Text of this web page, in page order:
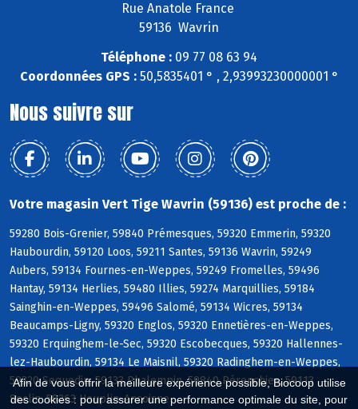
Afin de vous offrir la meilleure expérience possible, Biocoop utilise
des cookies : pour assurer une performance optimale du site, pour
Rue Anatole France
59136 Wavrin
Téléphone : 09 77 08 63 94
Coordonnées GPS :50,5835401 ° , 2,93993230000001 °
Nous suivre sur
Votre magasin Vert Tige Wavrin (59136) est proche de :
59280 Bois-Grenier, 59840 Prémesques, 59320 Emmerin, 59320
Haubourdin, 59120 Loos, 59211 Santes, 59136 Wavrin, 59249
Aubers, 59134 Fournes-en-Weppes, 59249 Fromelles, 59496
Hantay, 59134 Herlies, 59480 Illies, 59274 Marquillies, 59184
Sainghin-en-Weppes, 59496 Salomé, 59134 Wicres, 59134
Beaucamps-Ligny, 59320 Englos, 59320 Ennetières-en-Weppes,
59320 Erquinghem-le-Sec, 59320 Escobecques, 59320 Hallennes-
lez-Haubourdin, 59134 Le Maisnil, 59320 Radinghem-en-Weppes,
59320 Sequedin, 59133 Phalempin, 59840 Pérenchies, 59113
Seclin, 59263 Houplin-Ancoisne